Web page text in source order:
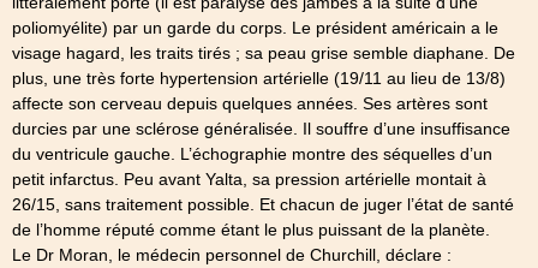
poliomyélite) par un garde du corps. Le président américain a le
visage hagard, les traits tirés ; sa peau grise semble diaphane. De
plus, une très forte hypertension artérielle (19/11 au lieu de 13/8)
affecte son cerveau depuis quelques années. Ses artères sont
durcies par une sclérose généralisée. Il souffre d’une insuffisance
du ventricule gauche. L’échographie montre des séquelles d’un
petit infarctus. Peu avant Yalta, sa pression artérielle montait à
26/15, sans traitement possible. Et chacun de juger l’état de santé
de l’homme réputé comme étant le plus puissant de la planète.
Le Dr Moran, le médecin personnel de Churchill, déclare :